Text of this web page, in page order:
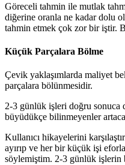
Göreceli tahmin ile mutlak
diğerine oranla ne kadar dolu
tahmin etmek çok zor bir iştir.
Küçük Parçalara Bölme
Çevik yaklaşımlarda maliyet
parçalara bölünmesidir.
2-3 günlük işleri doğru sonuca
büyüdükçe bilinmeyenler
Kullanıcı hikayelerini
ayırıp ve her bir küçük işi
söylemiştim. 2-3 günlük işlerin